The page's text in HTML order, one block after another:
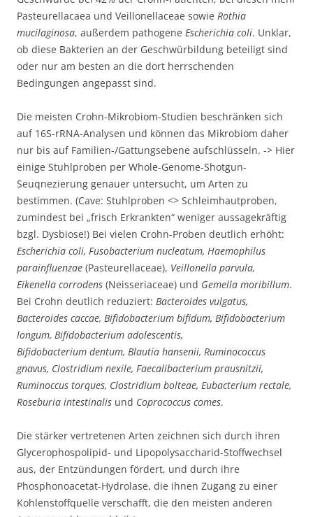
Pasteurellacaea und Veillonellaceae sowie Rothia
mucilaginosa, außerdem pathogene Escherichia coli. Unklar,
ob diese Bakterien an der Geschwürbildung beteiligt sind
oder nur am besten an die dort herrschenden
Bedingungen angepasst sind.
Die meisten Crohn-Mikrobiom-Studien beschränken sich
auf 16S-rRNA-Analysen und können das Mikrobiom daher
nur bis auf Familien-/Gattungsebene aufschlüsseln. -> Hier
einige Stuhlproben per Whole-Genome-Shotgun-
Seuqnezierung genauer untersucht, um Arten zu
bestimmen. (Cave: Stuhlproben <> Schleimhautproben,
zumindest bei „frisch Erkrankten“ weniger aussagekräftig
bzgl. Dysbiose!) Bei vielen Crohn-Proben deutlich erhöht:
Escherichia coli, Fusobacterium nucleatum, Haemophilus
parainfluenzae (Pasteurellaceae), Veillonella parvula,
Eikenella corrodens (Neisseriaceae) und Gemella moribillum.
Bei Crohn deutlich reduziert: Bacteroides vulgatus,
Bacteroides caccae, Bifidobacterium bifidum, Bifidobacterium
longum, Bifidobacterium adolescentis,
Bifidobacterium dentum, Blautia hansenii, Ruminococcus
gnavus, Clostridium nexile, Faecalibacterium prausnitzii,
Ruminoccus torques, Clostridium bolteae, Eubacterium rectale,
Roseburia intestinalis und Coprococcus comes.
Die stärker vertretenen Arten zeichnen sich durch ihren
Glycerophospolipid- und Lipopolysaccharid-Stoffwechsel
aus, der Entzündungen fördert, und durch ihre
Phosphonoacetat-Hydrolase, die ihnen Zugang zu einer
Kohlenstoffquelle verschafft, die den meisten anderen